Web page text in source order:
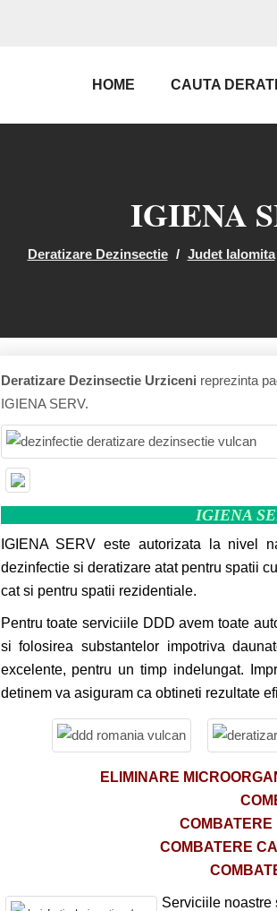
HOME CAUTA
IGIENA
Deratizare Dezinsectie / Judet Ialomita
Deratizare Dezinsectie Urziceni reprezinta
IGIENA SERV.
IGIENA
IGIENA SERV este autorizata la nivel
dezinfectie si deratizare atat pentru spatii
cat si pentru spatii rezidentiale.
Pentru toate serviciile DDD avem toate
si folosirea substantelor impotriva
excelente, pentru un timp indelungat.
detinem va asiguram ca obtineti rezultate
ELIMINARE
COMBATERE
COMBATERE
Serviciile noastre